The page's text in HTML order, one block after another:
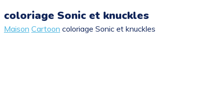
coloriage Sonic et knuckles
Maison Cartoon coloriage Sonic et knuckles